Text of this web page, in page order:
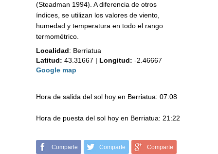
(Steadman 1994). A diferencia de otros
índices, se utilizan los valores de viento,
humedad y temperatura en todo el rango
termométrico.
Localidad: Berriatua
Latitud: 43.31667 | Longitud: -2.46667
Google map
Hora de salida del sol hoy en Berriatua: 07:08
Hora de puesta del sol hoy en Berriatua: 21:22
Comparte Comparte Comparte